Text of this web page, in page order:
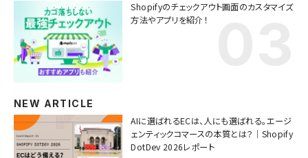
Shopifyのチェックアウト画面のカスタマイズ
方法やアプリを紹介！
NEW ARTICLE
AIに選ばれるECは、人にも選ばれる。エージ
ェンティックコマースの本質とは？｜Shopify
DotDev 2026レポート